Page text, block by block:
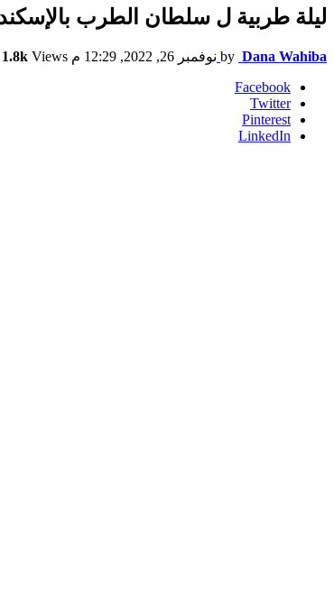
ليلة طربية ل سلطان الطرب
by Dana Wahiba نوفمبر 26, 2022, 12:29 م 1.8k Views
Facebook
Twitter
Pinterest
LinkedIn